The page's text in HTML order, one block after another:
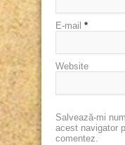
E-mail *
Website
Salvează-mi
acest navigator
comentez.